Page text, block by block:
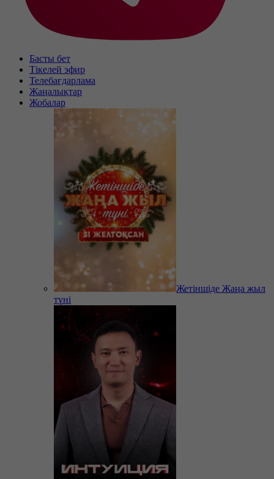
Басты бет
Тікелей эфир
Телебағдарлама
Жаңалықтар
Жобалар
Жетіншіде Жаңа жыл
түні